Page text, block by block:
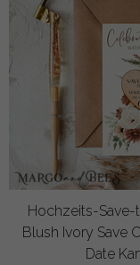
Hochzeits-Save-
Blush Ivory Save
Date